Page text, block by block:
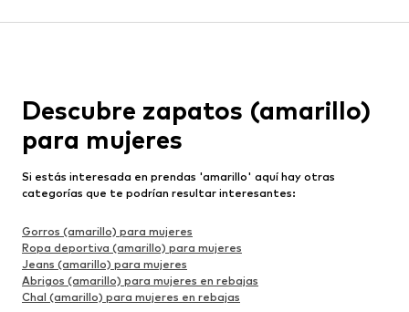
Descubre zapatos (amarillo)
para mujeres
Si estás interesada en prendas 'amarillo' aquí hay otras
categorías que te podrían resultar interesantes:
Gorros (amarillo) para mujeres
Ropa deportiva (amarillo) para mujeres
Jeans (amarillo) para mujeres
Abrigos (amarillo) para mujeres en rebajas
Chal (amarillo) para mujeres en rebajas